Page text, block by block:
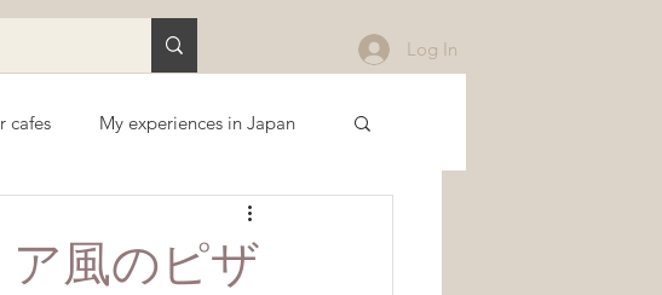
Log In
cafes My experiences in Japan
Sustainability
ア風のピザ